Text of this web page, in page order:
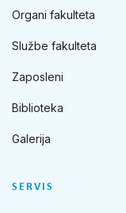
Organi fakulteta
Službe fakulteta
Zaposleni
Biblioteka
Galerija
SERVIS